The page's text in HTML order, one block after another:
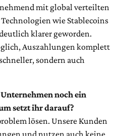
mit global verteilten
wie Stablecoins
klarer geworden.
Auszahlungen komplett
sondern auch
noch ein
setzt ihr darauf?
lösen. Unsere Kunden